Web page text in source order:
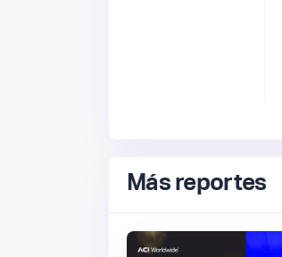
Más reportes